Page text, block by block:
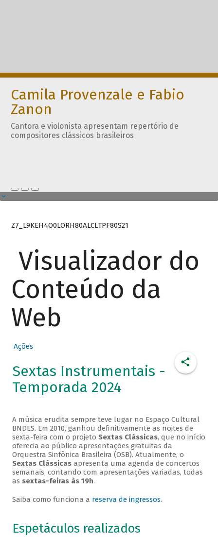
Camila Provenzale e Fabio
Zanon
Cantora e violonista apresentam repertório de
compositores clássicos brasileiros
Z7_L9KEH4O0LORH80ALCLTPF80S21
Visualizador do
Conteúdo da
Web
Ações
Sextas Instrumentais -
Temporada 2024
A música erudita sempre teve lugar no Espaço Cultural
BNDES. Em 2010, ganhou definitivamente as noites de
sexta-feira com o projeto Sextas Clássicas, que no início
oferecia ao público apresentações gratuitas da
Orquestra Sinfônica Brasileira (OSB). Atualmente, o
Sextas Clássicasapresenta uma agenda de concertos
semanais, contando com apresentações variadas, todas
as sextas-feiras às 19h.
Saiba como funciona a reserva de ingressos.
Espetáculos realizados